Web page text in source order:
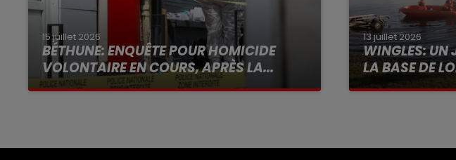
15 juillet 2026
BÉTHUNE: ENQUÊTE POUR HOMICIDE
VOLONTAIRE EN COURS, APRÈS LA...
Selon les premiers éléments, le logement
13 juillet 2026
WINGLES: UN
LA BASE DE
La victime a